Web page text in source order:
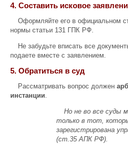
4. Составить исковое
Оформляйте его в официальном
нормы статьи 131 ГПК РФ.
Не забудьте вписать все
подаете вместе с заявлением.
5. Обратиться в суд
Рассматривать вопрос должен
инстанции
Но не во все суды
только в тот,
зарегистрирована
(ст.35 АПК РФ).